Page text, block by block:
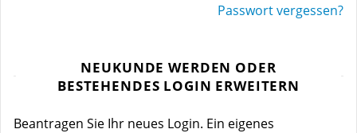
Passwort vergessen?
NEUKUNDE WERDEN ODER
BESTEHENDES LOGIN ERWEITERN
Beantragen Sie Ihr neues Login. Ein eigenes